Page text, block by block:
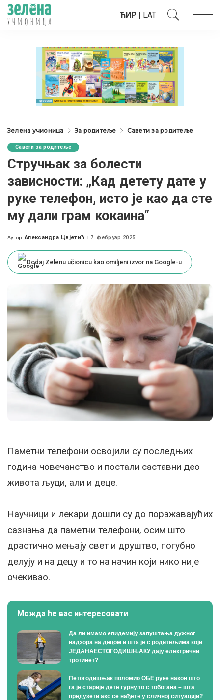
ЋИР | LAT
Зелена учионица За родитеље Савети за родитеље
Савети за родитеље
Стручњак за болести
зависности: „Кад детету дате у
руке телефон, исто је као да сте
му дали грам кокаина“
Posted
Аутор: Александра Цвјетић 7. фебруар 2025.
Dodaj Zelenu učionicu kao omiljeni izvor na Google-u
Паметни телефони освојили су последњих
година човечанство и постали саставни део
живота људи, али и деце.
Научници и лекари дошли су до поражавајућих
сазнања да паметни телефони, осим што
драстично мењају свет и друштво, погубно
делују и на децу и то на начин који нико није
очекивао.
Можда ће вас интересовати
Да ли имамо епидемију запуштања дужног
надзора на децом и шта је с родитељима који
ЈЕДАНАЕСТОГОДИШЊАКУ дају електрични
тротинет?
Петогодишњак поломио ОБЕ руке након што
га је старије дете гурнуло с тобогана – шта
предузети ако се нађете у сличној ситуацији?